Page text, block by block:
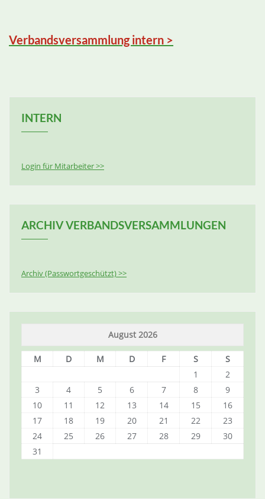
Verbandsversammlung intern >
INTERN
Login für Mitarbeiter >>
ARCHIV VERBANDSVERSAMMLUNGEN
Archiv (Passwortgeschützt) >>
August 2026
M D M D F S
S
1
2
3
4 5 6 7 8
9
10
11 12 13 14 15
16
17
18 19 20 21 22
23
24
25 26 27 28 29
30
31